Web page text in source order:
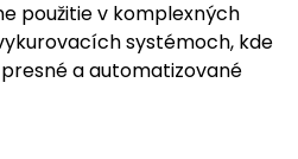
použitie v komplexných
systémoch, kde
a automatizované